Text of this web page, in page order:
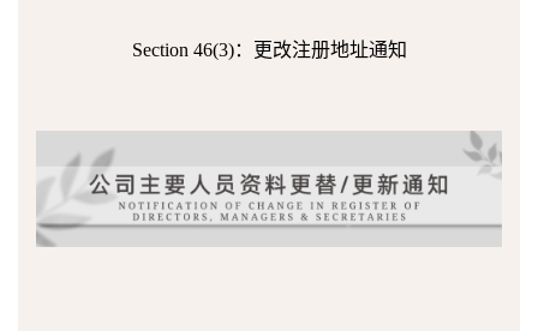
Section 46(3)：更改注册地址通知